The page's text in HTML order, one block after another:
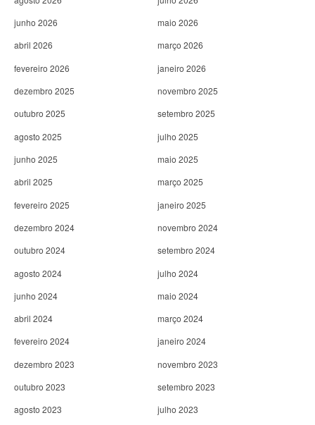
junho 2026
maio 2026
abril 2026
março 2026
fevereiro 2026
janeiro 2026
dezembro 2025
novembro 2025
outubro 2025
setembro 2025
agosto 2025
julho 2025
junho 2025
maio 2025
abril 2025
março 2025
fevereiro 2025
janeiro 2025
dezembro 2024
novembro 2024
outubro 2024
setembro 2024
agosto 2024
julho 2024
junho 2024
maio 2024
abril 2024
março 2024
fevereiro 2024
janeiro 2024
dezembro 2023
novembro 2023
outubro 2023
setembro 2023
agosto 2023
julho 2023